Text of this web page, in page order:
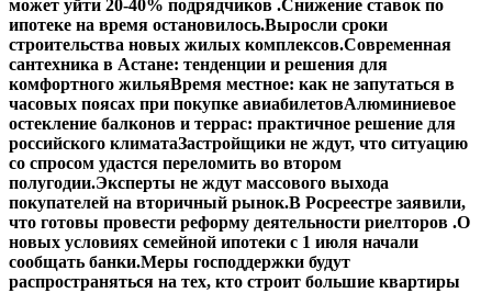
может уйти 20-40% подрядчиков .Снижение ставок по
ипотеке на время остановилось.Выросли сроки
строительства новых жилых комплексов.Современная
сантехника в Астане: тенденции и решения для
комфортного жильяВремя местное: как не запутаться в
часовых поясах при покупке авиабилетовАлюминиевое
остекление балконов и террас: практичное решение для
российского климатаЗастройщики не ждут, что ситуацию
со спросом удастся переломить во втором
полугодии.Эксперты не ждут массового выхода
покупателей на вторичный рынок.В Росреестре заявили,
что готовы провести реформу деятельности риелторов .О
новых условиях семейной ипотеки с 1 июля начали
сообщать банки.Меры господдержки будут
распространяться на тех, кто строит большие квартиры